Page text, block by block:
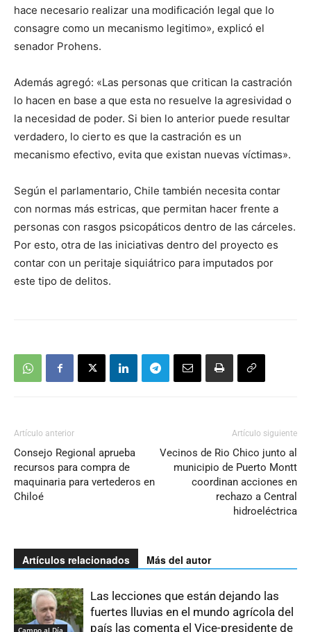
hace necesario realizar una modificación legal que lo
consagre como un mecanismo legitimo», explicó el
senador Prohens.
Además agregó: «Las personas que critican la castración
lo hacen en base a que esta no resuelve la agresividad o
la necesidad de poder. Si bien lo anterior puede resultar
verdadero, lo cierto es que la castración es un
mecanismo efectivo, evita que existan nuevas víctimas».
Según el parlamentario, Chile también necesita contar
con normas más estricas, que permitan hacer frente a
personas con rasgos psicopáticos dentro de las cárceles.
Por esto, otra de las iniciativas dentro del proyecto es
contar con un peritaje siquiátrico para imputados por
este tipo de delitos.
Artículo anterior
Consejo Regional aprueba
recursos para compra de
maquinaria para vertederos en
Chiloé
Artículo siguiente
Vecinos de Rio Chico junto al
municipio de Puerto Montt
coordinan acciones en
rechazo a Central
hidroeléctrica
Artículos relacionados Más del autor
Campo al Día
Las lecciones que están dejando las
fuertes lluvias en el mundo agrícola del
país las comenta el Vice-presidente de